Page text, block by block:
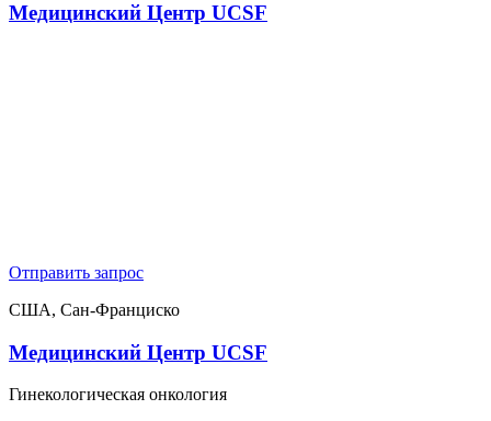
Медицинский Центр UCSF
Отправить запрос
США, Сан-Франциско
Медицинский Центр UCSF
Гинекологическая онкология